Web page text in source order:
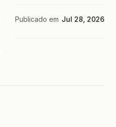
Publicado em Jul 28, 2026